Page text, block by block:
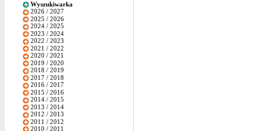
Wyszukiwarka
2026 / 2027
2025 / 2026
2024 / 2025
2023 / 2024
2022 / 2023
2021 / 2022
2020 / 2021
2019 / 2020
2018 / 2019
2017 / 2018
2016 / 2017
2015 / 2016
2014 / 2015
2013 / 2014
2012 / 2013
2011 / 2012
2010 / 2011